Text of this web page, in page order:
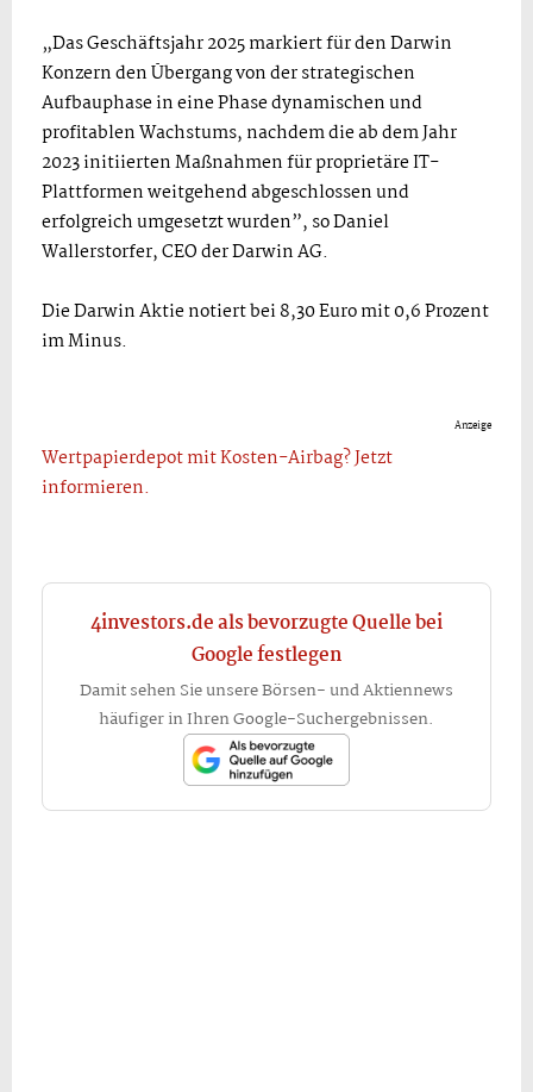
„Das Geschäftsjahr 2025 markiert für den Darwin
Konzern den Übergang von der strategischen
Aufbauphase in eine Phase dynamischen und
profitablen Wachstums, nachdem die ab dem Jahr
2023 initiierten Maßnahmen für proprietäre IT-
Plattformen weitgehend abgeschlossen und
erfolgreich umgesetzt wurden”, so Daniel
Wallerstorfer, CEO der Darwin AG.
Die Darwin Aktie notiert bei 8,30 Euro mit 0,6 Prozent
im Minus.
Anzeige
Wertpapierdepot mit Kosten-Airbag? Jetzt
informieren.
4investors.de als bevorzugte Quelle bei
Google festlegen
Damit sehen Sie unsere Börsen- und Aktiennews
häufiger in Ihren Google-Suchergebnissen.